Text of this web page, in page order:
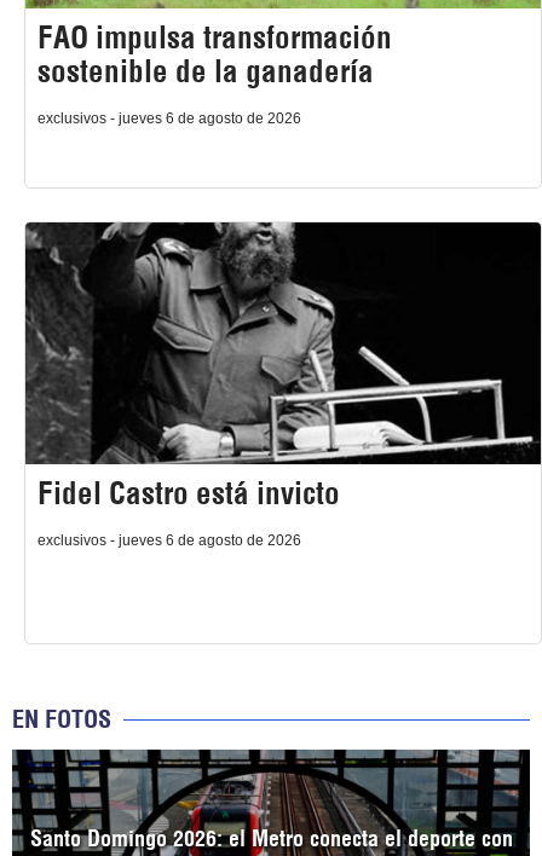
FAO impulsa transformación
sostenible de la ganadería
exclusivos - jueves 6 de agosto de 2026
Fidel Castro está invicto
exclusivos - jueves 6 de agosto de 2026
EN FOTOS
Santo Domingo 2026: el Metro conecta el deporte con